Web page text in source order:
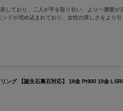
しており、二人が手を取り合い、より一層
ドが埋め込まれており、女性の美しさをより引
ング 【誕生石裏石対応】 18金 Pt900 10金